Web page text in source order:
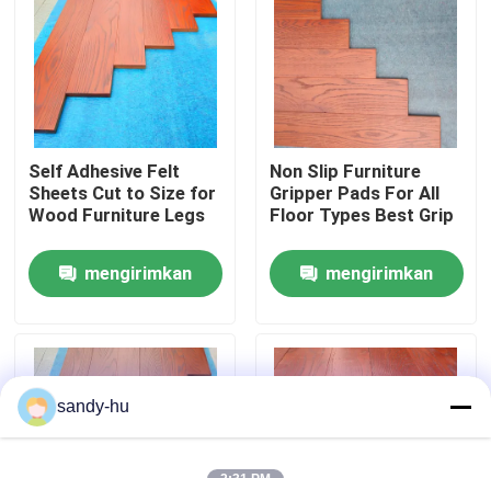
Tur Pabrik
Kontrol Kualitas
Hubungi Kami
Berita
Pelindung Lantai
Self Adhesive Felt
Sheets Cut to Size for
Wood Furniture Legs
mengirimkan
Non Slip Furniture
Gripper Pads For All
Floor Types Best Grip
mengirimkan
sandy-hu